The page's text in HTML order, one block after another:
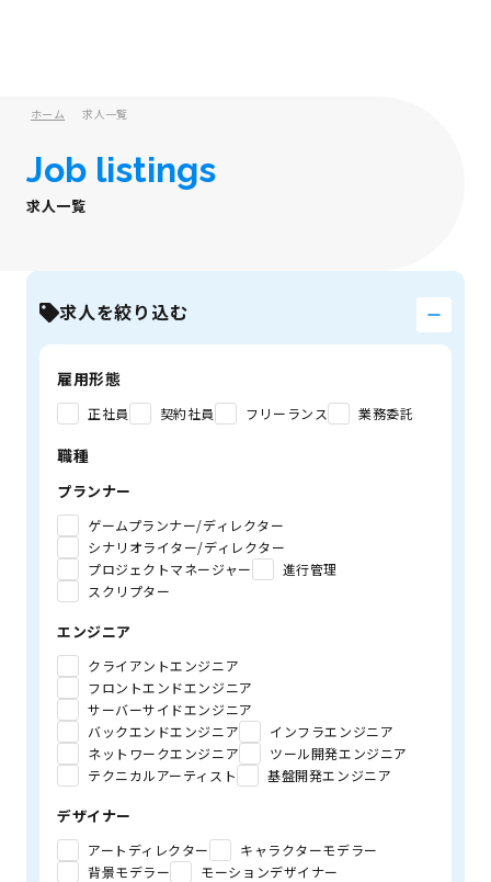
ホーム 求人一覧
Job listings
求人一覧
求人を絞り込む
雇用形態
正社員 契約社員 フリーランス 業務委託
職種
プランナー
ゲームプランナー/ディレクター
シナリオライター/ディレクター
プロジェクトマネージャー
進行管理
スクリプター
エンジニア
クライアントエンジニア
フロントエンドエンジニア
サーバーサイドエンジニア
バックエンドエンジニア
インフラエンジニア
ネットワークエンジニア
ツール開発エンジニア
テクニカルアーティスト
基盤開発エンジニア
デザイナー
アートディレクター
キャラクターモデラー
背景モデラー
モーションデザイナー